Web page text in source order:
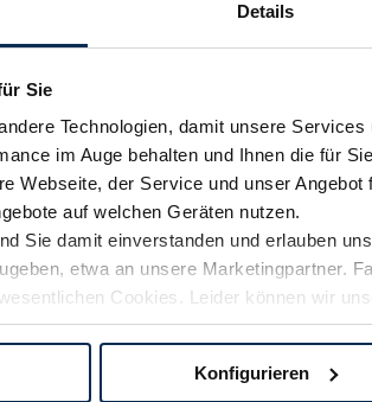
Details
Sie
Technologien, damit unsere
im Auge behalten und Ihnen die für
Webseite, der Service und unser
auf welchen Geräten nutzen.
Sie damit einverstanden und erlauben
etwa an unsere Marketingpartner.
Cookies. Leider können wir
Weg zu Ihrem Neuwagen unterstützen.
Konfigurieren